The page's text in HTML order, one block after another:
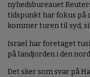
nyhedsbureauet
tidspunkt har fokus på
kommer turen til syd,
Israel har foretaget
på landjorden i den
Det sker som svar på